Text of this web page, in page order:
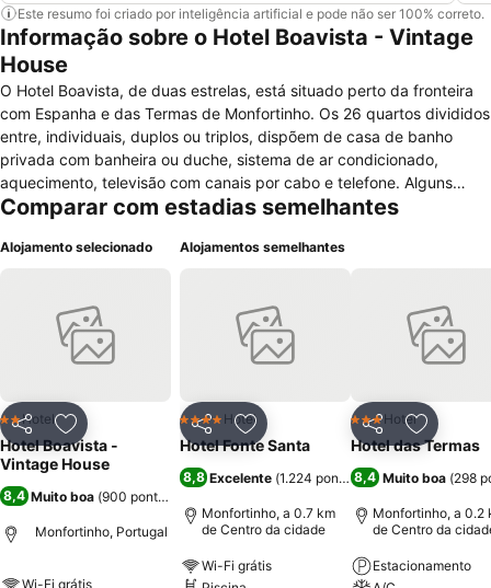
Este resumo foi criado por inteligência artificial e pode não ser 100% correto.
Informação sobre o Hotel Boavista - Vintage
House
O Hotel Boavista, de duas estrelas, está situado perto da fronteira
com Espanha e das Termas de Monfortinho. Os 26 quartos divididos
entre, individuais, duplos ou triplos, dispõem de casa de banho
privada com banheira ou duche, sistema de ar condicionado,
aquecimento, televisão com canais por cabo e telefone. Alguns
quartos possuem também uma varanda O hotel disponibiliza acesso
serve pratos da gastronomia local. Os serviços facultados incluem
quartos para não fumadores, sala de TV, multibanco, jornais e fax /
fotocopiadora. A recepção 24 horas poderá facultar bicicletas
gratuitamente para percorrer a área circundante. Animais de
Comparar com estadias semelhantes
Alojamento selecionado
PartilharAdicionar aos favoritos
2 Estrelas
Hotel
Hotel Boavista -
Vintage House
8,4 Muito boa (900 pontuações
Monfortinho, Portugal
Wi-Fi grátis
Alojamentos semelhantes
PartilharAdicionar aos favoritos
4 EstrelasHotel
Hotel Fonte Santa
8,8 Excelente (1.224 pontuações)
Monfortinho, a 0.7 km
de Centro da cidade
Wi-Fi grátis
Partilhar
3 Estrelas
Hotel
Hotel das Termas
8,4 Muito boa (298
Monfortinho, a 0.2
de Centro da
Estacionamento